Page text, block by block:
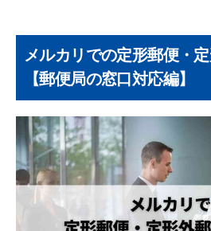
メルカリでの定形郵便・
【郵便局の窓口対応編】